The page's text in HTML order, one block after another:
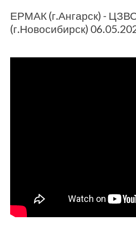
ЕРМАК (г.Ангарск) -
(г.Новосибирск)